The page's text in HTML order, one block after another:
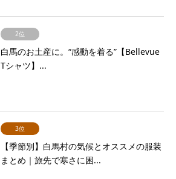
2位
白馬のお土産に。“感動を着る”【Bellevue
Tシャツ】...
3位
【季節別】白馬村の気候とオススメの服装
まとめ｜旅先で寒さに困...